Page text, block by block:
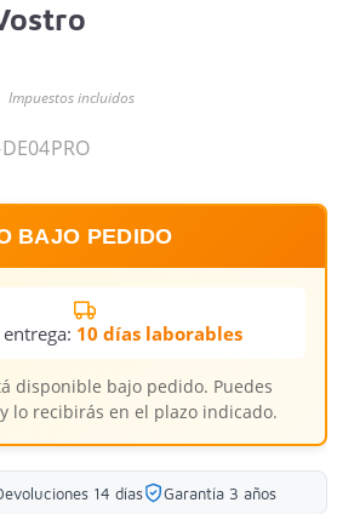
Impuestos incluidos
BAJO PEDIDO
10 días laborables
disponible bajo pedido. Puedes
lo recibirás en el plazo indicado.
14 días Garantía 3 años